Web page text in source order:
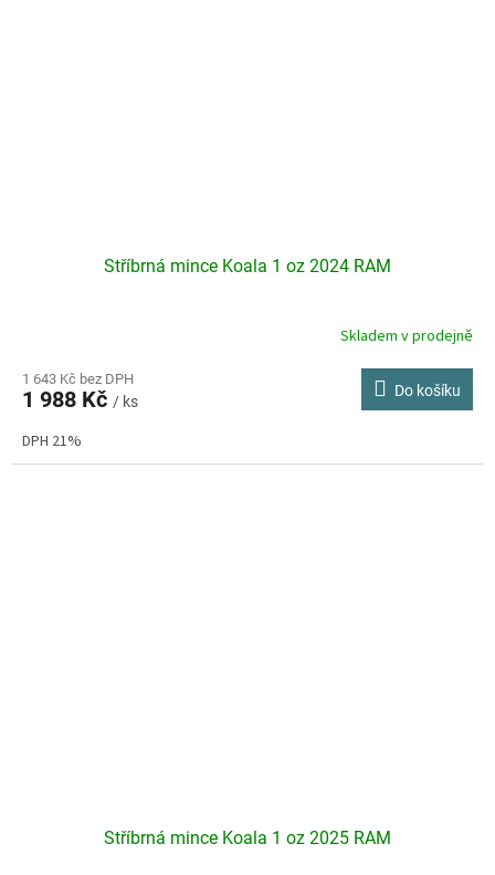
Stříbrná mince Koala 1 oz 2024 RAM
produktu
je
z
5
Skladem v prodejně
1 643 Kč bez DPH
1 988 Kč / ks
Do košíku
DPH 21%
Stříbrná mince Koala 1 oz 2025 RAM